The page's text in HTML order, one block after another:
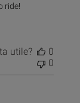
ride!
utile?
0
0